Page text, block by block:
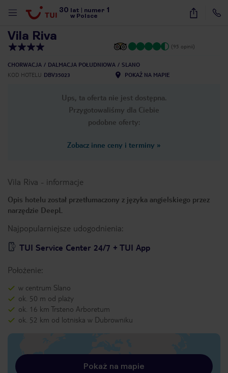
30 lat numer 1
w Polsce
32
Vila Riva
(95 opinii)
CHORWACJA DALMACJA POŁUDNIOWA
SLANO
KOD HOTELU DBV35023 POKAŻ NA MAPIE
Ups, ta oferta nie jest dostępna.
Przygotowaliśmy dla Ciebie
podobne oferty:
Zobacz inne ceny i terminy »
Vila Riva - informacje
Opis hotelu został przetłumaczony z języka angielskiego przez
narzędzie DeepL
Najpopularniejsze udogodnienia:
TUI Service Center 24/7 + TUI App
Położenie:
w centrum Slano
ok. 50 m od plaży
ok. 16 km Trsteno Arboretum
ok. 52 km od lotniska w Dubrowniku
Pokaż na mapie